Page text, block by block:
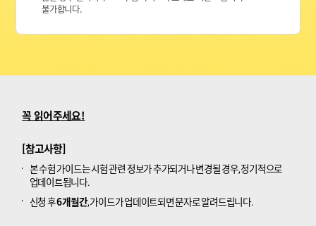
불가합니다.
꼭 읽어주세요!
[참고사항]
본 수험 가이드는 시험 관련 정보가 추가되거나 변경될 경우, 정기적으로
업데이트됩니다.
신청 후6개월간, 가이드가 업데이트되면 문자로 알려드립니다.